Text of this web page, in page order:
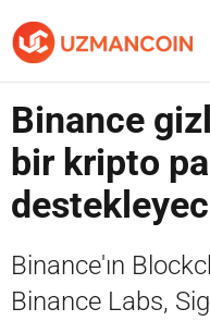
Piyasa
Soru Sor
Binance
bir kripto
Binance'ın
Binance Labs,